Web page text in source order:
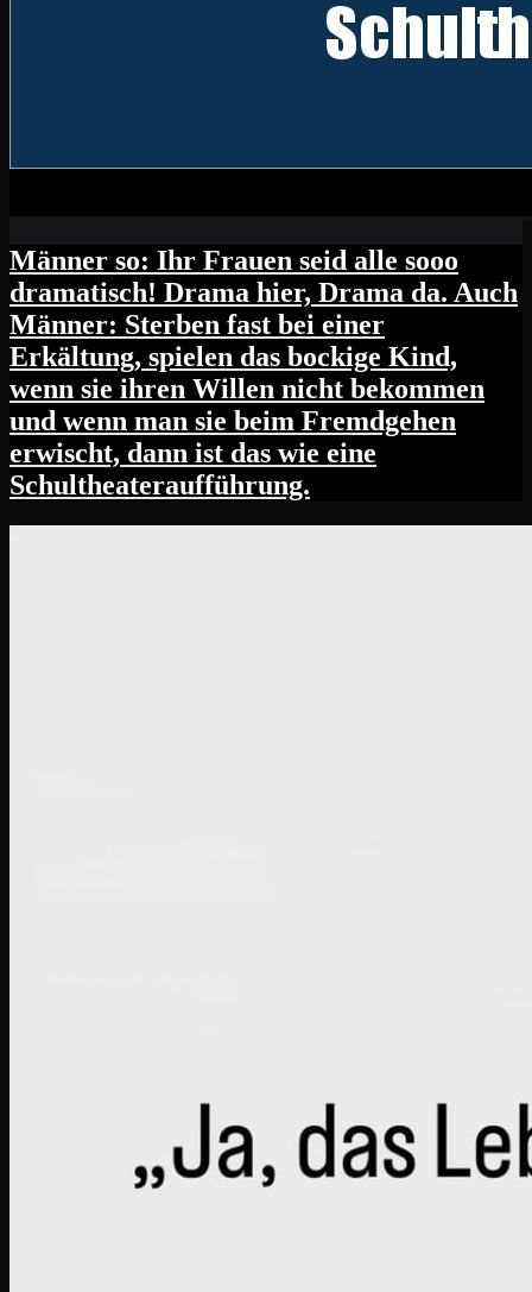
Männer so: Ihr Frauen seid alle sooo
dramatisch! Drama hier, Drama da. Auch
Männer: Sterben fast bei einer
Erkältung, spielen das bockige Kind,
wenn sie ihren Willen nicht bekommen
und wenn man sie beim Fremdgehen
erwischt, dann ist das wie eine
Schultheateraufführung.